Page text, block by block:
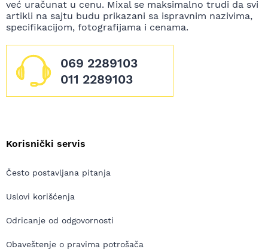
već uračunat u cenu. Mixal se maksimalno trudi da svi
artikli na sajtu budu prikazani sa ispravnim nazivima,
specifikacijom, fotografijama i cenama.
069 2289103
011 2289103
Korisnički servis
Često postavljana pitanja
Uslovi korišćenja
Odricanje od odgovornosti
Obaveštenje o pravima potrošača